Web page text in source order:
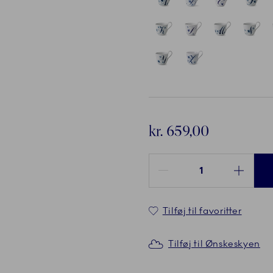
kr. 659,00
Tilføj til favoritter
Tilføj til Ønskeskyen